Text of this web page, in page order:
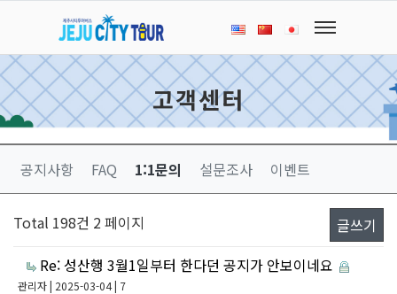
고객센터
공지사항 FAQ 1:1문의 설문조사 이벤트
Total 198건 2 페이지
글쓰기
Re: 성산행 3월1일부터 한다던 공지가 안보이네요
관리자| 2025-03-04 | 7